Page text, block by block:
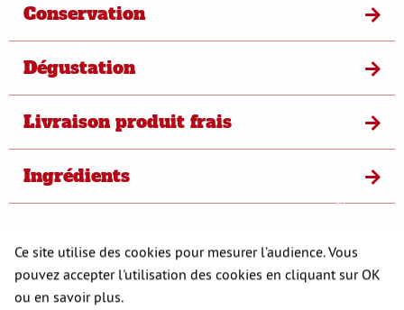
Conservation
Dégustation
Livraison produit frais
Ingrédients
Ce site utilise des cookies pour mesurer l’audience. Vous
pouvez accepter l'utilisation des cookies en cliquant sur OK
ou en savoir plus.
S'opposer